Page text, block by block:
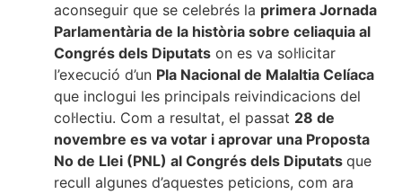
aconseguir que se celebrés la primera Jornada
Parlamentària de la història sobre celiaquia al
Congrés dels Diputats on es va sol·licitar
l’execució d’un Pla Nacional de Malaltia Celíaca
que inclogui les principals reivindicacions del
col·lectiu. Com a resultat, el passat 28 de
novembre es va votar i aprovar una Proposta
No de Llei (PNL) al Congrés dels Diputats que
recull algunes d’aquestes peticions, com ara